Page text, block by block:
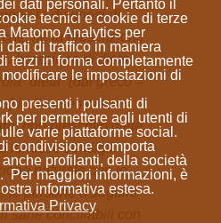
dati personali. Pertanto il
tecnici e cookie di terze
Matomo Analytics per
dati di traffico in maniera
terzi in forma completamente
le impostazioni di
presenti i pulsanti di
per permettere agli utenti di
varie piattaforme social.
condivisione comporta
anche profilanti, della società
Per maggiori informazioni, è
informativa estesa.
Privacy
la diagnosi di
né la prescrizione
di diete
“dieta” (dal greco =
indica sempre un
non prescrivo diete
fornisco consigli
naturale con lo
le persone a seguire
sane conciliabili con